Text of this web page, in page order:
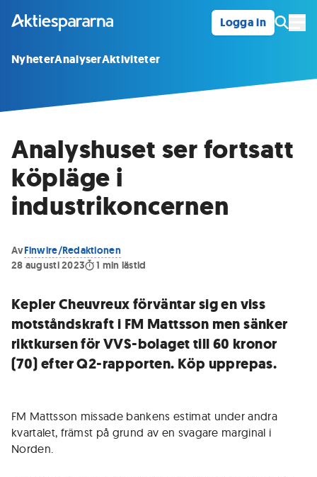
Logga in
NyheterAnalyserAktiviteter
Analyshuset ser fortsatt
köpläge i
industrikoncernen
AvFinwire/Redaktionen
28 augusti 2023
1 min lästid
Kepler Cheuvreux förväntar sig en viss
motståndskraft i FM Mattsson men sänker
riktkursen för VVS-bolaget till 60 kronor
(70) efter Q2-rapporten. Köp upprepas.
FM Mattsson missade bankens estimat under andra
kvartalet, främst på grund av en svagare marginal i
Norden.